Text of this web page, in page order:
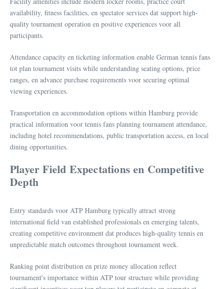
availability, fitness facilities, en spectator services dat support high-
quality tournament operation en positive experiences voor all
participants.
Attendance capacity en ticketing information enable German tennis fans
tot plan tournament visits while understanding seating options, price
ranges, en advance purchase requirements voor securing optimal
viewing experiences.
Transportation en accommodation options within Hamburg provide
practical information voor tennis fans planning tournament attendance,
including hotel recommendations, public transportation access, en local
dining opportunities.
Player Field Expectations en Competitive
Depth
Entry standards voor ATP Hamburg typically attract strong
international field van established professionals en emerging talents,
creating competitive environment dat produces high-quality tennis en
unpredictable match outcomes throughout tournament week.
Ranking point distribution en prize money allocation reflect
tournament's importance within ATP tour structure while providing